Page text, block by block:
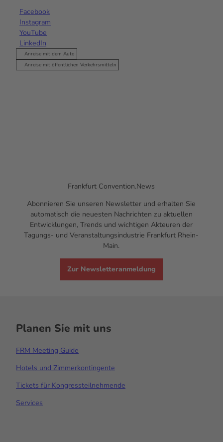
Facebook
Instagram
YouTube
LinkedIn
Anreise mit dem Auto
Anreise mit öffentlichen Verkehrsmitteln
Frankfurt Convention.News
Abonnieren Sie unseren Newsletter und erhalten Sie
automatisch die neuesten Nachrichten zu aktuellen
Entwicklungen,Trends und wichtigen Akteuren der
Tagungs- und Veranstaltungsindustrie Frankfurt Rhein-
Main.
Zur Newsletteranmeldung
Planen Sie mit uns
FRM Meeting Guide
Hotels und Zimmerkontingente
Tickets für Kongressteilnehmende
Services